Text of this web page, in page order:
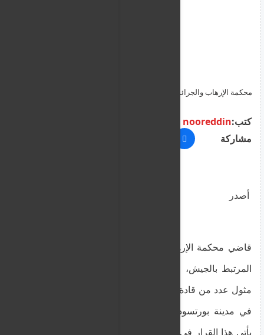
كتب:nooreddin
مشاركة
أصدر
قاضي محكمة الإرهاب والجرائم الموجهة ضد الدولة،
المرتبط بالجيش، قراراً يوم الخميس يقضي بضرورة
مثول عدد من قادة قوات الدعم السريع أمام المحكمة
في مدينة بورتسودان، وذلك في شهر أبريل المقبل.
يأتي هذا القرار في إطار النظر في الدعوى المرفوعة